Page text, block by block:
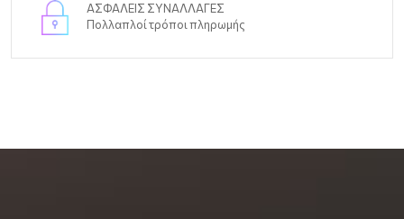
ΑΣΦΑΛΕΙΣ ΣΥΝΑΛΛΑΓΕΣ
Πολλαπλοί τρόποι πληρωμής